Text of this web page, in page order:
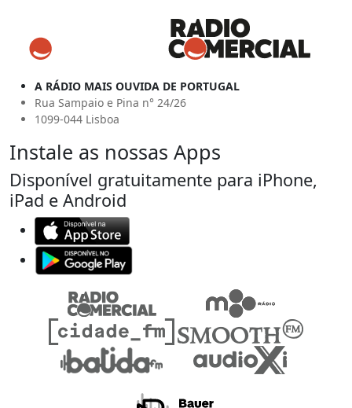
A RÁDIO MAIS OUVIDA DE PORTUGAL
Rua Sampaio e Pina n° 24/26
1099-044 Lisboa
Instale as nossas Apps
Disponível gratuitamente para iPhone,
iPad e Android